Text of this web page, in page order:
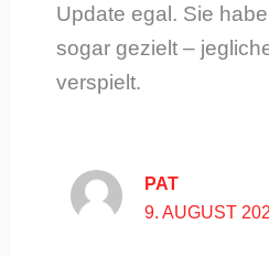
Update egal. Sie
sogar gezielt –
verspielt.
PAT
9. AUGUST